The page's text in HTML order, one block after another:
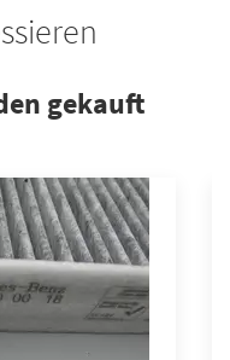
gekauft